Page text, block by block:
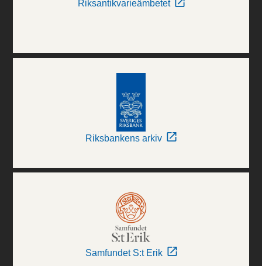
Riksantikvarieämbetet
Riksbankens arkiv
Samfundet S:t Erik